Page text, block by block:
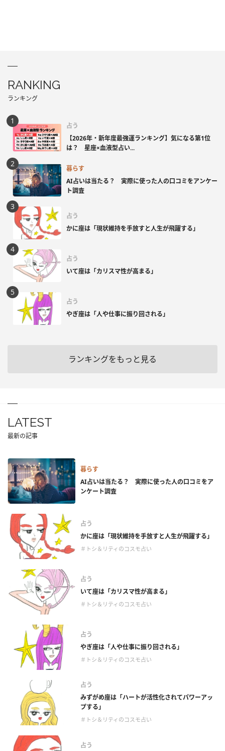
RANKING
ランキング
占う
【2026年・新年度最強運ランキング】気になる第1位
は？ 星座×血液型占い...
暮らす
AI占いは当たる？ 実際に使った人の口コミをアンケー
ト調査
占う
かに座は「現状維持を手放すと人生が飛躍する」
占う
いて座は「カリスマ性が高まる」
占う
やぎ座は「人や仕事に振り回される」
ランキングをもっと見る
LATEST
最新の記事
暮らす
AI占いは当たる？ 実際に使った人の口コミをア
ンケート調査
占う
かに座は「現状維持を手放すと人生が飛躍する」
＃トシ＆リティのコスモ占い
占う
いて座は「カリスマ性が高まる」
＃トシ＆リティのコスモ占い
占う
やぎ座は「人や仕事に振り回される」
＃トシ＆リティのコスモ占い
占う
みずがめ座は「ハートが活性化されてパワーアッ
プする」
＃トシ＆リティのコスモ占い
占う